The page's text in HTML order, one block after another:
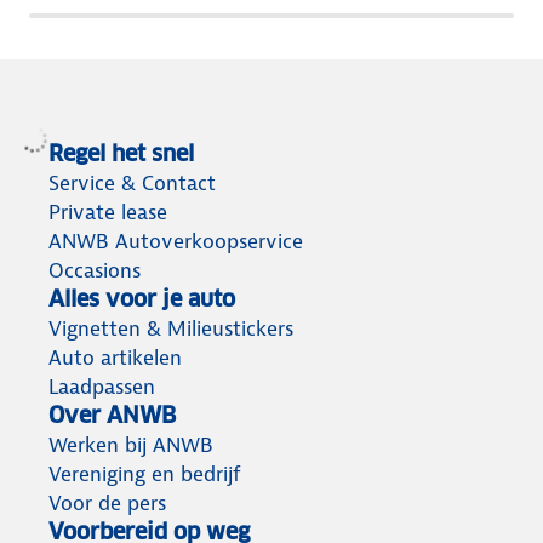
Regel het snel
Service & Contact
Private lease
ANWB Autoverkoopservice
Occasions
Alles voor je auto
Vignetten & Milieustickers
Auto artikelen
Laadpassen
Over ANWB
Werken bij ANWB
Vereniging en bedrijf
Voor de pers
Voorbereid op weg